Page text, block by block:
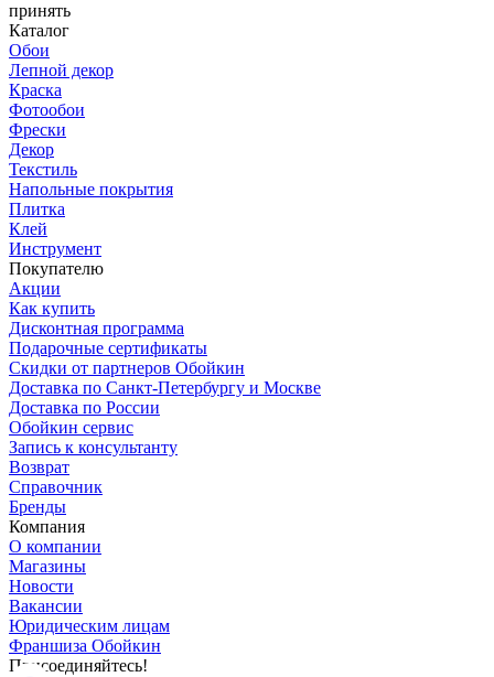
принять
Каталог
Обои
Лепной декор
Краска
Фотообои
Фрески
Декор
Текстиль
Напольные покрытия
Плитка
Клей
Инструмент
Покупателю
Акции
Как купить
Дисконтная программа
Подарочные сертификаты
Скидки от партнеров Обойкин
Доставка по Санкт-Петербургу и Москве
Доставка по России
Обойкин сервис
Запись к консультанту
Возврат
Справочник
Бренды
Компания
О компании
Магазины
Новости
Вакансии
Юридическим лицам
Франшиза Обойкин
Присоединяйтесь!